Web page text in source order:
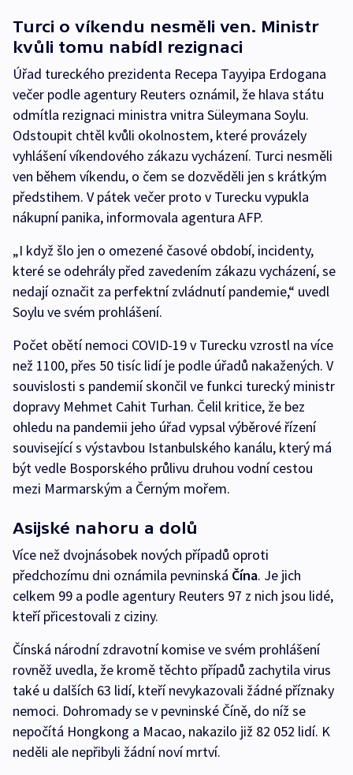
Turci o víkendu nesměli ven. Ministr
kvůli tomu nabídl rezignaci
Úřad tureckého prezidenta Recepa Tayyipa Erdogana
večer podle agentury Reuters oznámil, že hlava státu
odmítla rezignaci ministra vnitra Süleymana Soylu.
Odstoupit chtěl kvůli okolnostem, které provázely
vyhlášení víkendového zákazu vycházení. Turci nesměli
ven během víkendu, o čem se dozvěděli jen s krátkým
předstihem. V pátek večer proto v Turecku vypukla
nákupní panika, informovala agentura AFP.
„I když šlo jen o omezené časové období, incidenty,
které se odehrály před zavedením zákazu vycházení, se
nedají označit za perfektní zvládnutí pandemie,“ uvedl
Soylu ve svém prohlášení.
Počet obětí nemoci COVID-19 v Turecku vzrostl na více
než 1100, přes 50 tisíc lidí je podle úřadů nakažených. V
souvislosti s pandemií skončil ve funkci turecký ministr
dopravy Mehmet Cahit Turhan. Čelil kritice, že bez
ohledu na pandemii jeho úřad vypsal výběrové řízení
související s výstavbou Istanbulského kanálu, který má
být vedle Bosporského průlivu druhou vodní cestou
mezi Marmarským a Černým mořem.
Asijské nahoru a dolů
Více než dvojnásobek nových případů oproti
předchozímu dni oznámila pevninská Čína. Je jich
celkem 99 a podle agentury Reuters 97 z nich jsou lidé,
kteří přicestovali z ciziny.
Čínská národní zdravotní komise ve svém prohlášení
rovněž uvedla, že kromě těchto případů zachytila virus
také u dalších 63 lidí, kteří nevykazovali žádné příznaky
nemoci. Dohromady se v pevninské Číně, do níž se
nepočítá Hongkong a Macao, nakazilo již 82 052 lidí. K
neděli ale nepřibyli žádní noví mrtví.